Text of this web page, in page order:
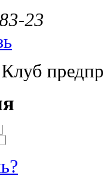
23